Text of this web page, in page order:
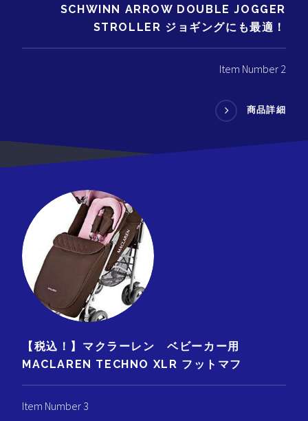
SCHWINN ARROW DOUBLE JOGGER
STROLLER ジョギングにも最適！
Item Number 2
商品詳細
【税込！】マクラーレン ベビーカー用
MACLAREN TECHNO XLR フットマフ
Item Number 3